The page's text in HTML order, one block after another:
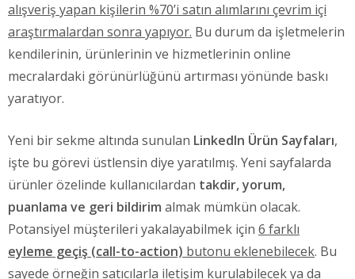
alışveriş yapan kişilerin %70’i satın alımlarını çevrim içi
araştırmalardan sonra yapıyor. Bu durum da işletmelerin
kendilerinin, ürünlerinin ve hizmetlerinin online
mecralardaki görünürlüğünü artırması yönünde baskı
yaratıyor.
Yeni bir sekme altında sunulan LinkedIn Ürün Sayfaları,
işte bu görevi üstlensin diye yaratılmış. Yeni sayfalarda
ürünler özelinde kullanıcılardan takdir, yorum,
puanlama ve geri bildirim almak mümkün olacak.
Potansiyel müşterileri yakalayabilmek için 6 farklı
eyleme geçiş (call-to-action) butonu eklenebilecek. Bu
sayede örneğin satıcılarla iletişim kurulabilecek ya da